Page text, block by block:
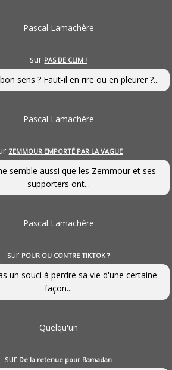
Pascal Lamachère
sur PAS DE CLIM !
sens ? Faut-il en rire ou en pleurer ?...
Pascal Lamachère
ZEMMOUR EMPORTÉ PAR LA VAGUE
semble aussi que les Zemmour et ses
supporters ont...
Pascal Lamachère
sur POUR OU CONTRE TIKTOK ?
un souci à perdre sa vie d'une certaine
façon...
Quelqu'un
sur De la retenue pour Ramadan